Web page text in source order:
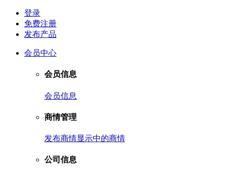
登录
免费注册
发布产品
会员中心
会员信息
会员信息
商情管理
发布商情显示中的商情
公司信息